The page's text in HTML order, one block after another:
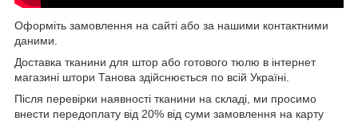
Оформіть замовлення на сайті або за нашими контактними
даними.
Доставка тканини для штор або готового тюлю в інтернет
магазині штори Танова здійснюється по всій Україні.
Після перевірки наявності тканини на складі, ми просимо
внести передоплату від 20% від суми замовлення на карту